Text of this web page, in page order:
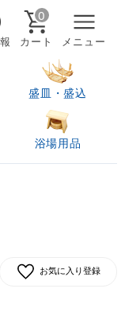
0
カート メニュー
盛皿・盛込
浴場用品
お気に入り登録